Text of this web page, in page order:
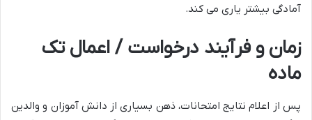
آمادگی بیشتر یاری می کند.
زمان و فرآیند درخواست / اعمال تک
ماده
پس از اعلام نتایج امتحانات، ذهن بسیاری از دانش آموزان و والدین